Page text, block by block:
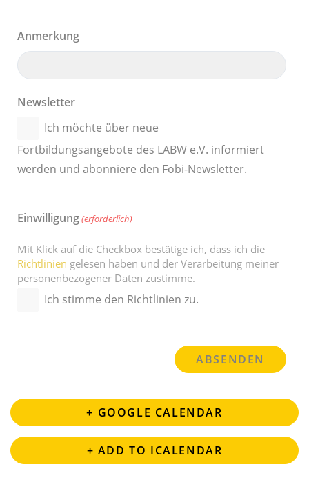
Anmerkung
Newsletter
Ich möchte über neue
Fortbildungsangebote des LABW e.V. informiert
werden und abonniere den Fobi-Newsletter.
Einwilligung(erforderlich)
Mit Klick auf die Checkbox bestätige ich, dass ich die
Richtlinien gelesen haben und der Verarbeitung meiner
personenbezogener Daten zustimme.
Ich stimme den Richtlinien zu.
+ GOOGLE CALENDAR
+ ADD TO ICALENDAR